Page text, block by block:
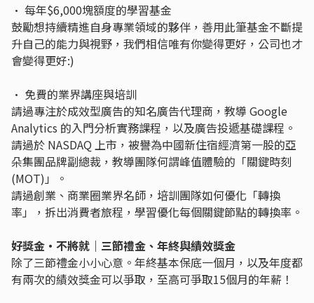
• 每年$6,000塊額度的學習基金
鼓勵想持續精進自身專業領域的夥伴，善用此筆基金不斷提
升自己的能力與視野，我們相信唯有你變得更好，公司也才
會變得更好:)
• 免費的業界講座與培訓
請過專注於成效型廣告的知名廣告代理商，教導 Google
Analytics 的入門分析實務課程，以及廣告投遞基礎課程。
請過於 NASDAQ 上市，被譽為中國新住宿經濟第一股的亞
朵集團品牌副總裁，教導團隊何謂峰值體驗的「關鍵時刻
(MOT)」。
請過創業、商業圈業界名師，培訓團隊如何優化「轉換
率」，拆出消費者旅程，學習優化每個關鍵節點的轉換率。
好獎金・不將就｜三節禮金、年終與績效獎金
除了三節禮金小小心意。年終基本保底一個月，以及年度都
有兩次的績效獎金可以爭取，至高可爭取15個月的年薪！